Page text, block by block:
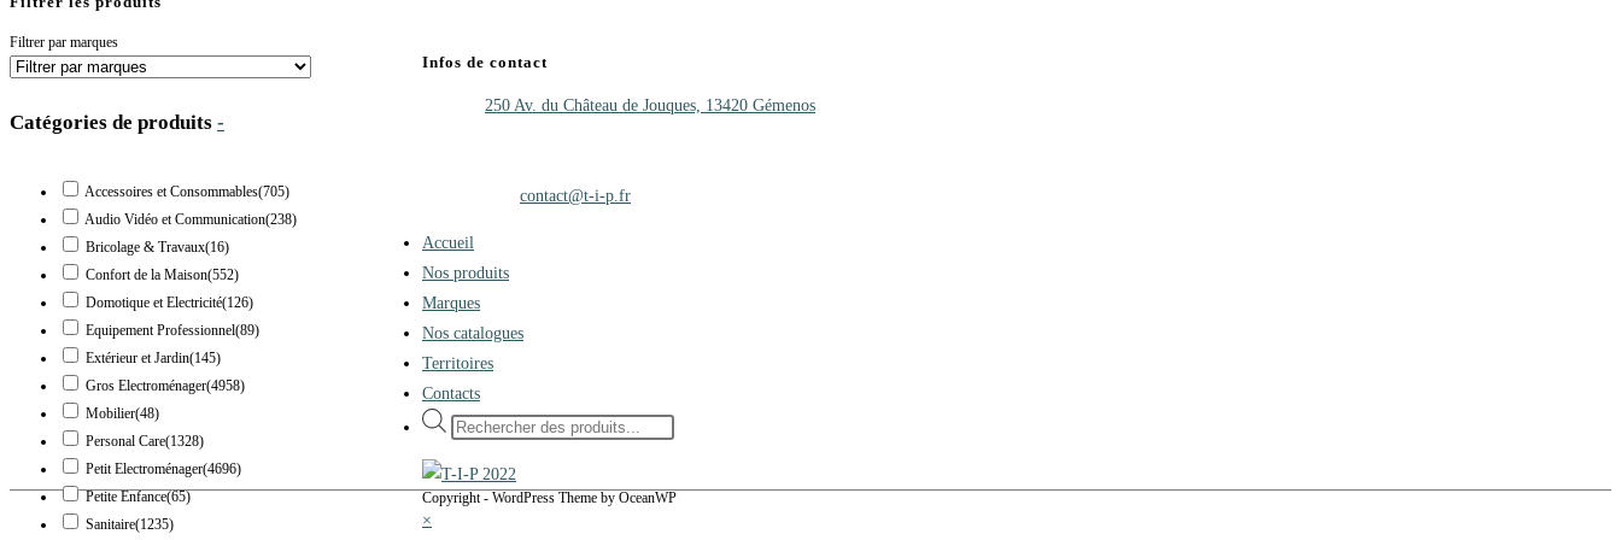
Filtrer par marques
Catégories de produits -
Accessoires et Consommables(705)
Audio Vidéo et Communication(238)
Bricolage & Travaux(16)
Confort de la Maison(552)
Domotique et Electricité(126)
Equipement Professionnel(89)
Extérieur et Jardin(145)
Gros Electroménager(4958)
Mobilier(48)
Personal Care(1328)
Petit Electroménager(4696)
Petite Enfance(65)
Sanitaire(1235)
Infos de contact
250 Av. du Château de Jouques, 13420 Gémenos
contact@t-i-p.fr
Accueil
Nos produits
Marques
Nos catalogues
Territoires
Contacts
Recherche
produits
Copyright - WordPress Theme by OceanWP
×